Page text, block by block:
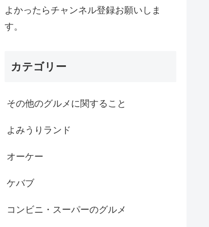
よかったらチャンネル登録お願いしま
す。
カテゴリー
その他のグルメに関すること
よみうりランド
オーケー
ケバブ
コンビニ・スーパーのグルメ